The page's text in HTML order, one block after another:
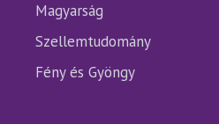
Magyarság
Szellemtudomány
Fény és Gyöngy